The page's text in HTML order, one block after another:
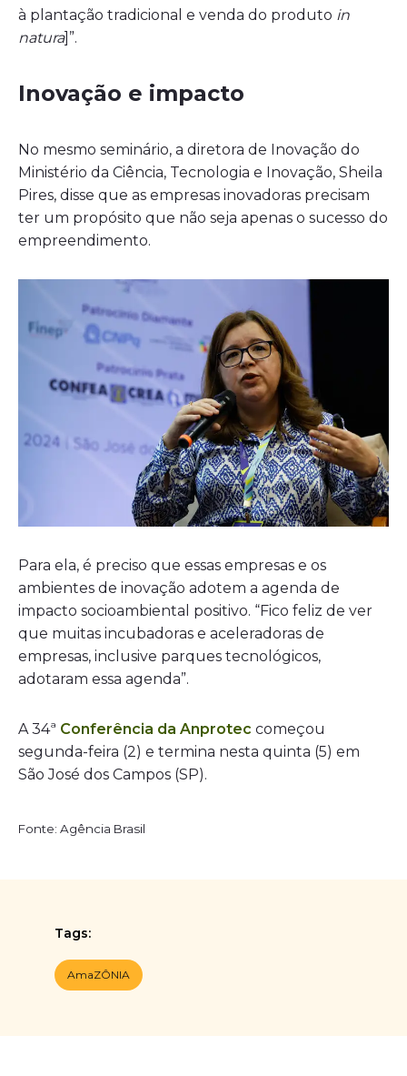
à plantação tradicional e venda do produto in
natura]”.
Inovação e impacto
No mesmo seminário, a diretora de Inovação do
Ministério da Ciência, Tecnologia e Inovação, Sheila
Pires, disse que as empresas inovadoras precisam
ter um propósito que não seja apenas o sucesso do
empreendimento.
Para ela, é preciso que essas empresas e os
ambientes de inovação adotem a agenda de
impacto socioambiental positivo. “Fico feliz de ver
que muitas incubadoras e aceleradoras de
empresas, inclusive parques tecnológicos,
adotaram essa agenda”.
A 34ª Conferência da Anprotec começou
segunda-feira (2) e termina nesta quinta (5) em
São José dos Campos (SP).
Fonte: Agência Brasil
Tags:
AmaZÔNIA